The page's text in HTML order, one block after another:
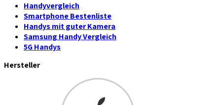
Handyvergleich
Smartphone Bestenliste
Handys mit guter Kamera
Samsung Handy Vergleich
5G Handys
Hersteller